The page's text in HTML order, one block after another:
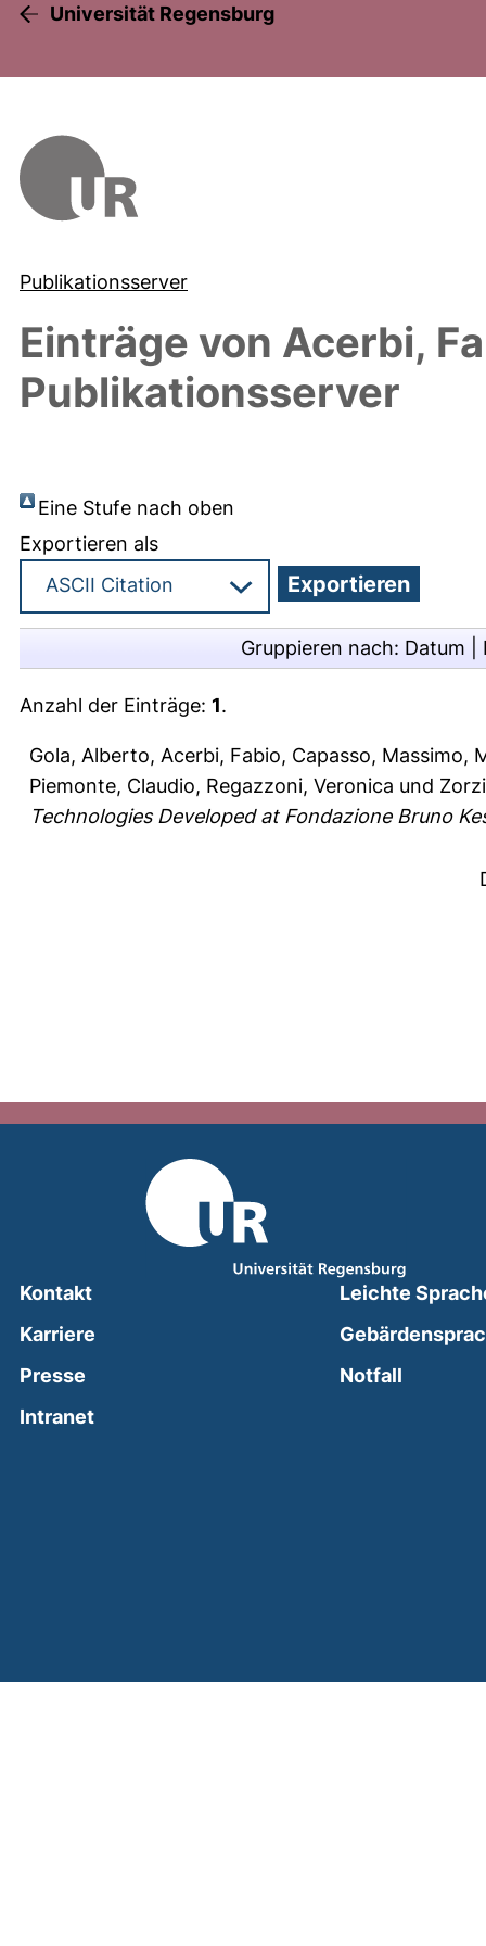
Universität Regensburg
Publikationsserver
Einträge von Acerbi,
Publikationsserver
Eine Stufe nach oben
Exportieren als
Gruppieren nach: Datum
Anzahl der Einträge: 1.
Gola, Alberto, Acerbi, Fabio, Capasso, Massimo,
Piemonte, Claudio, Regazzoni, Veronica und
Technologies Developed at Fondazione Bruno
Kontakt
Karriere
Presse
Intranet(external link, opens in a new window)
Leichte
Notfall